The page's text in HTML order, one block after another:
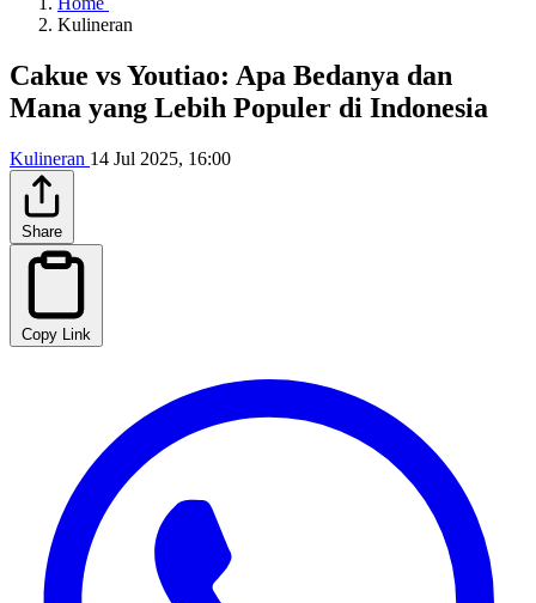
Kulineran
Cakue vs Youtiao: Apa Bedanya dan
Mana yang Lebih Populer di Indonesia
Kulineran 14 Jul 2025, 16:00
Share
Copy Link